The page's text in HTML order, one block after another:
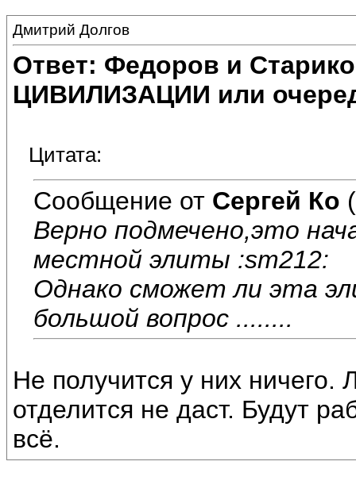
Дмитрий Долгов
Ответ: Федоров и
ЦИВИЛИЗАЦИИ или
Цитата:
Сообщение от Сергей Ко
Верно подмечено,это
местной элиты :sm212:
Однако сможет ли эта
большой вопрос ........
Не получится у них ничего.
отделится не даст. Будут
всё.